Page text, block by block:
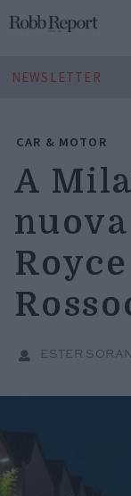
NEWSLETTER
CAR & MOTOR
A
ESTER